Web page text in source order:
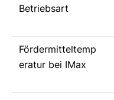
Betriebsart
Fördermitteltemp
eratur bei IMax